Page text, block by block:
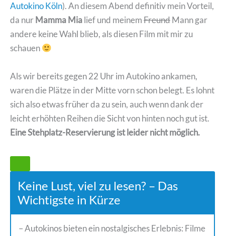
Autokino Köln). An diesem Abend definitiv mein Vorteil,
da nur Mamma Mialief und meinemFreundMann gar
andere keine Wahl blieb, als diesen Film mit mir zu
schauen
Als wir bereits gegen 22 Uhr im Autokino ankamen,
waren die Plätze in der Mitte vorn schon belegt. Es lohnt
sich also etwas früher da zu sein, auch wenn dank der
leicht erhöhten Reihen die Sicht von hinten noch gut ist.
Eine Stehplatz-Reservierung ist leider nicht möglich.
Keine Lust, viel zu lesen? – Das
Wichtigste in Kürze
– Autokinos bieten ein nostalgisches Erlebnis: Filme